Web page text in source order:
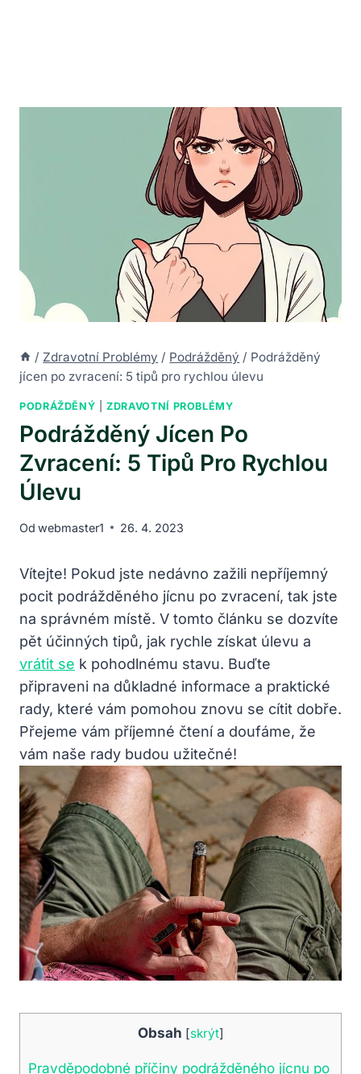
/ Zdravotní Problémy / Podrážděný / Podrážděný
jícen po zvracení: 5 tipů pro rychlou úlevu
PODRÁŽDĚNÝ |ZDRAVOTNÍ PROBLÉMY
Podrážděný Jícen Po
Zvracení: 5 Tipů Pro Rychlou
Úlevu
Od webmaster1 26. 4. 2023
Vítejte! Pokud jste nedávno zažili nepříjemný
pocit podrážděného jícnu po zvracení, tak jste
⁤na správném místě. V tomto článku ‍se dozvíte
pět účinných tipů, jak⁢ rychle získat ⁤úlevu a
vrátit se k pohodlnému stavu. Buďte
připraveni na důkladné informace a praktické
rady, ⁢které vám pomohou znovu se cítit dobře.
Přejeme vám příjemné čtení a doufáme, že
vám naše rady budou užitečné!
Obsah [skrýt]
Pravděpodobné ‌příčiny podrážděného jícnu po